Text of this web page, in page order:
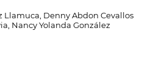
Llamuca, Denny Abdon Cevallos
Nancy Yolanda González